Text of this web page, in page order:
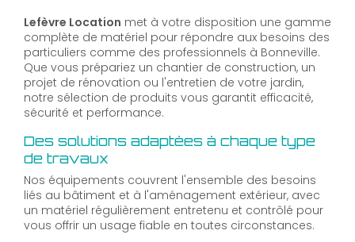
Lefèvre Location met à votre disposition une gamme
complète de matériel pour répondre aux besoins des
particuliers comme des professionnels à Bonneville.
Que vous prépariez un chantier de construction, un
projet de rénovation ou l'entretien de votre jardin,
notre sélection de produits vous garantit efficacité,
sécurité et performance.
Des solutions adaptées à chaque type
de travaux
Nos équipements couvrent l'ensemble des besoins
liés au bâtiment et à l'aménagement extérieur, avec
un matériel régulièrement entretenu et contrôlé pour
vous offrir un usage fiable en toutes circonstances.